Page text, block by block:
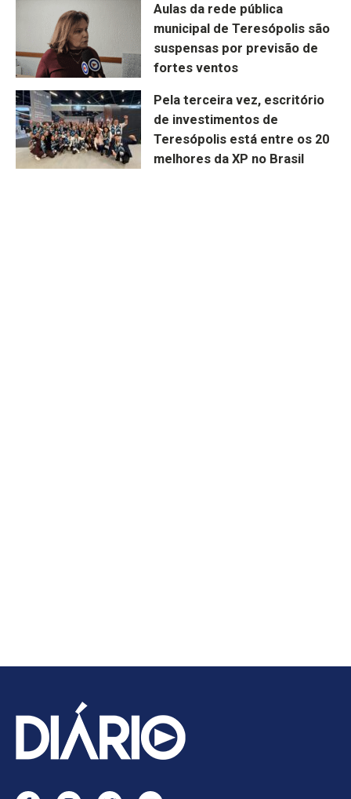
Aulas da rede pública
municipal de Teresópolis são
suspensas por previsão de
fortes ventos
Pela terceira vez, escritório
de investimentos de
Teresópolis está entre os 20
melhores da XP no Brasil